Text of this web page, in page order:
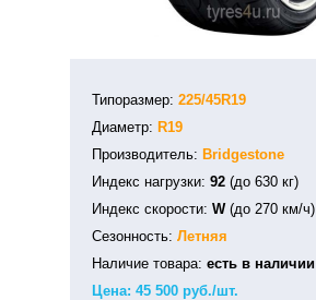
Типоразмер: 225/45R19
Диаметр: R19
Производитель: Bridgestone
Индекс нагрузки: 92 (до 630 кг)
Индекс скорости: W(до 270 км/ч)
Сезонность: Летняя
Наличие товара: есть в наличии
Цена: 45 500 руб./шт.